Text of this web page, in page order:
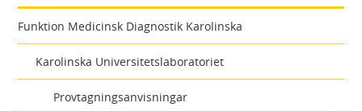
Funktion Medicinsk Diagnostik Karolinska
Karolinska Universitetslaboratoriet
Provtagningsanvisningar